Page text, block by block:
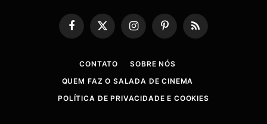
Facebook
X
InstagramPinterestRSS
CONTATO
SOBRE NÓS
QUEM FAZ O SALADA DE CINEMA
POLÍTICA DE PRIVACIDADE E COOKIES